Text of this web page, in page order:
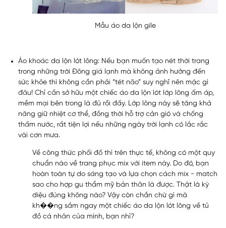
Mẫu áo da lộn gile
Áo khoác da lộn lót lông: Nếu bạn muốn tạo nét thời trang
trong những trời Đông giá lạnh mà không ảnh hưởng đến
sức khỏe thì không cần phải “tét não” suy nghĩ nên mặc gì
đâu! Chỉ cần sở hữu một chiếc áo da lộn lót lớp lông ấm áp,
mềm mại bên trong là đủ rồi đấy. Lớp lông này sẽ tăng khả
năng giữ nhiệt cơ thể, đồng thời hỗ trợ cản gió và chống
thấm nước, rất tiện lợi nếu những ngày trời lạnh có lắc rắc
vài cơn mưa.
Về công thức phối đồ thì trên thực tế, không có một quy
chuẩn nào về trang phục mix với item này. Do đó, bạn
hoàn toàn tự do sáng tạo và lựa chọn cách mix - match
sao cho hợp gu thẩm mỹ bản thân là được. Thật là kỳ
diệu đúng không nào? Vậy còn chần chừ gì mà
kh��ng sắm ngay một chiếc áo da lộn lót lông về tủ
đồ cá nhân của mình, bạn nhỉ?